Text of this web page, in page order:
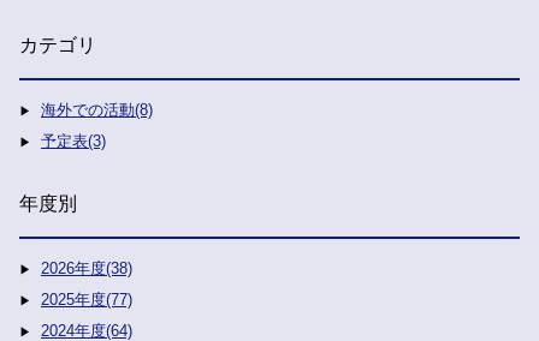
カテゴリ
海外での活動(8)
予定表(3)
年度別
2026年度(38)
2025年度(77)
2024年度(64)